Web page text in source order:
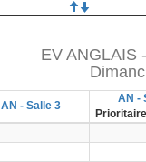
AN - Salle 3
AN -
EV ANGLAIS